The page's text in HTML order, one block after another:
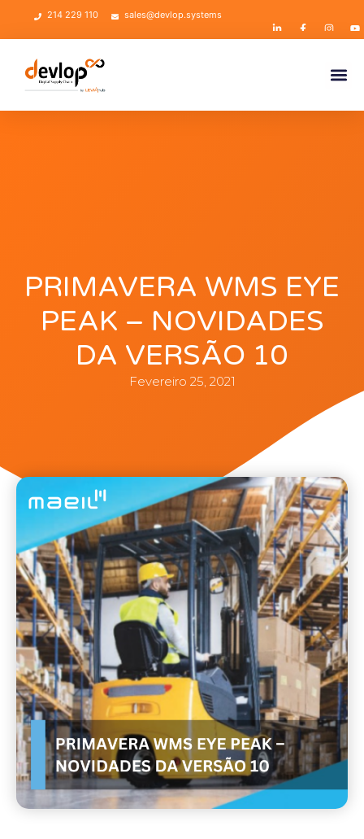
214 229 110 sales@devlop.systems
PRIMAVERA WMS EYE
PEAK – NOVIDADES
DA VERSÃO 10
Fevereiro 25, 2021